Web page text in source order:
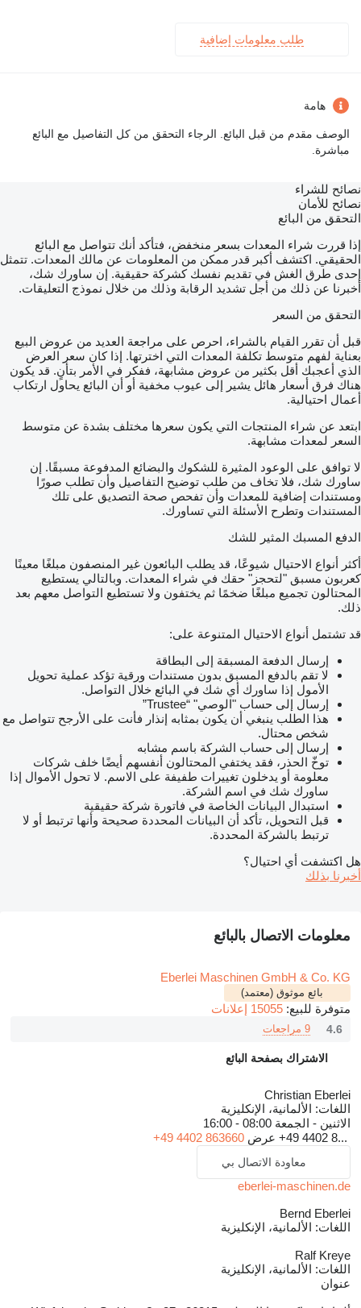
طلب معلومات إضافية
هامة
الوصف مقدم من قبل البائع. الرجاء التحقق من كل التفاصيل مع البائع
مباشرة.
نصائح للشراء
نصائح للأمان
التحقق من البائع
إذا قررت شراء المعدات بسعر منخفض، فتأكد أنك تتواصل مع البائع
الحقيقي. اكتشف أكبر قدر ممكن من المعلومات عن مالك المعدات. تتمثل
إحدى طرق الغش في تقديم نفسك كشركة حقيقية. إن ساورك شك،
أخبرنا عن ذلك من أجل تشديد الرقابة وذلك من خلال نموذج التعليقات.
التحقق من السعر
قبل أن تقرر القيام بالشراء، احرص على مراجعة العديد من عروض البيع
بعناية لفهم متوسط تكلفة المعدات التي اخترتها. إذا كان سعر العرض
الذي أعجبك أقل بكثير من عروض مشابهة، ففكر في الأمر بتأنٍ. قد يكون
هناك فرق أسعار هائل يشير إلى عيوب مخفية أو أن البائع يحاول ارتكاب
أعمال احتيالية.
ابتعد عن شراء المنتجات التي يكون سعرها مختلف بشدة عن متوسط
السعر لمعدات مشابهة.
لا توافق على الوعود المثيرة للشكوك والبضائع المدفوعة مسبقًا. إن
ساورك شك، فلا تخاف من طلب توضيح التفاصيل وأن تطلب صورًا
ومستندات إضافية للمعدات وأن تفحص صحة التصديق على تلك
المستندات وتطرح الأسئلة التي تساورك.
الدفع المسبك المثير للشك
أكثر أنواع الاحتيال شيوعًا، قد يطلب البائعون غير المنصفون مبلغًا معينًا
كعربون مسبق "لتحجز" حقك في شراء المعدات. وبالتالي يستطيع
المحتالون تجميع مبلغًا ضخمًا ثم يختفون ولا تستطيع التواصل معهم بعد
ذلك.
قد تشتمل أنواع الاحتيال المتنوعة على:
إرسال الدفعة المسبقة إلى البطاقة
لا تقم بالدفع المسبق بدون مستندات ورقية تؤكد عملية تحويل
الأمول إذا ساورك أي شك في البائع خلال التواصل.
إرسال إلى حساب "الوصي" “Trustee”
هذا الطلب ينبغي أن يكون بمثابه إنذار فأنت على الأرجح تتواصل مع
شخص محتال.
إرسال إلى حساب الشركة باسم مشابه
توخّ الحذر، فقد يختفي المحتالون أنفسهم أيضًا خلف شركات
معلومة أو يدخلون تغييرات طفيفة على الاسم. لا تحول الأموال إذا
ساورك شك في اسم الشركة.
استبدال البيانات الخاصة في فاتورة شركة حقيقية
قبل التحويل، تأكد أن البيانات المحددة صحيحة وأنها ترتبط أو لا
ترتبط بالشركة المحددة.
هل اكتشفت أي احتيال؟
أخبرنا بذلك
معلومات الاتصال بالبائع
Eberlei Maschinen GmbH & Co. KG
بائع موثوق (معتمد)
متوفرة للبيع: 15055 إعلانات
4.6 9 مراجعات
الاشتراك بصفحة البائع
Christian Eberlei
اللغات: الألمانية، الإنكليزية
الاثنين - الجمعة 08:00 - 16:00
+49 4402 8... عرض +49 4402 863660
معاودة الاتصال بي
eberlei-maschinen.de
Bernd Eberlei
اللغات: الألمانية، الإنكليزية
Ralf Kreye
اللغات: الألمانية، الإنكليزية
عنوان